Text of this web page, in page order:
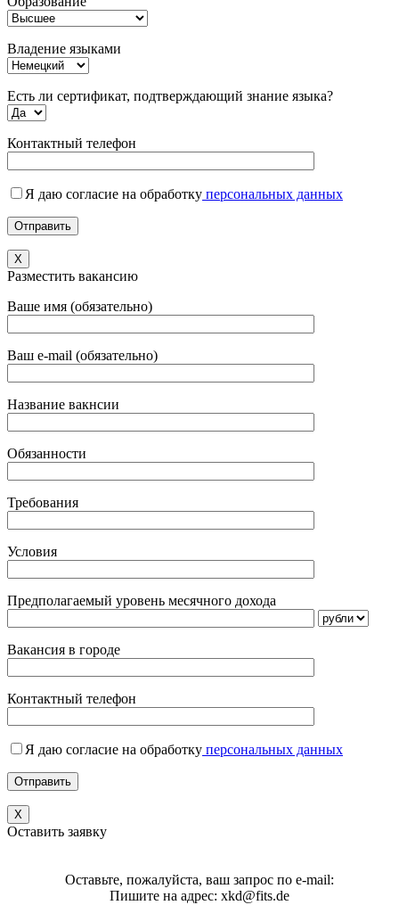
Владение языками
Есть ли сертификат, подтверждающий знание языка?
Контактный телефон
Я даю согласие на обработку персональных данных
X
Разместить вакансию
Ваше имя (обязательно)
Ваш e-mail (обязательно)
Название вакнсии
Обязанности
Требования
Условия
Предполагаемый уровень месячного дохода
Вакансия в городе
Контактный телефон
Я даю согласие на обработку персональных данных
X
Оставить заявку
Оставьте, пожалуйста, ваш запрос по e-mail:
Пишите на адрес: xkd@fits.de